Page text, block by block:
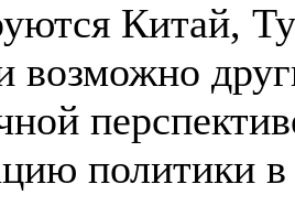
Китай,
возможно
политики в